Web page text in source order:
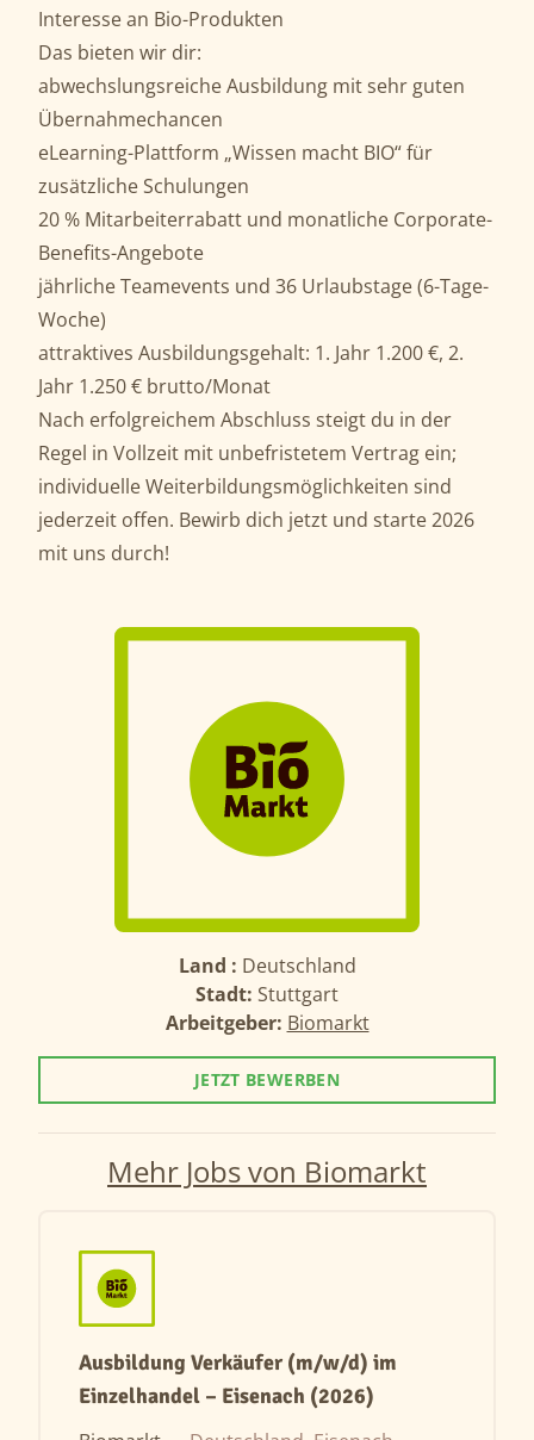
Interesse an Bio-Produkten
Das bieten wir dir:
abwechslungsreiche Ausbildung mit sehr guten
Übernahmechancen
eLearning-Plattform „Wissen macht BIO“ für
zusätzliche Schulungen
20 % Mitarbeiterrabatt und monatliche Corporate-
Benefits-Angebote
jährliche Teamevents und 36 Urlaubstage (6-Tage-
Woche)
attraktives Ausbildungsgehalt: 1. Jahr 1.200 €, 2.
Jahr 1.250 € brutto/Monat
Nach erfolgreichem Abschluss steigt du in der
Regel in Vollzeit mit unbefristetem Vertrag ein;
individuelle Weiterbildungsmöglichkeiten sind
jederzeit offen. Bewirb dich jetzt und starte 2026
mit uns durch!
Land : Deutschland
Stadt: Stuttgart
Arbeitgeber: Biomarkt
JETZT BEWERBEN
Mehr Jobs von Biomarkt
Ausbildung Verkäufer (m/w/d) im
Einzelhandel – Eisenach (2026)